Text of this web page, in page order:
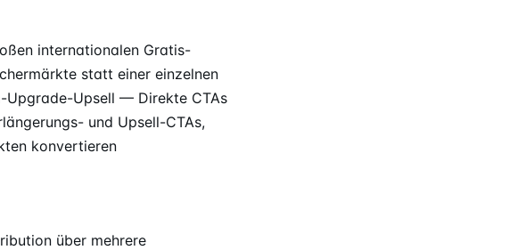
internationalen Gratis-
statt einer einzelnen
Upgrade-Upsell — Direkte CTAs
und Upsell-CTAs,
konvertieren
über mehrere